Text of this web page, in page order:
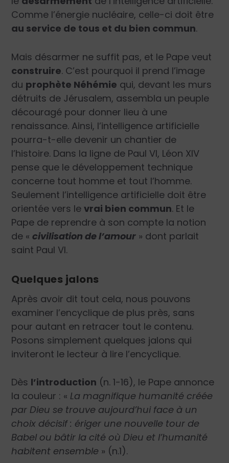
Comme l’énergie nucléaire, celle-ci doit être
au service de tous et du bien commun.
Mais désarmer ne suffit pas, et le Pape veut
construire. C’est pourquoi il prend l’image
du prophète Néhémie qui, devant les murs
détruits de Jérusalem, assembla un peuple
découragé pour donner lieu à une
renaissance. Ainsi, l’intelligence artificielle
pourra-t-elle devenir un chantier de
l’histoire. Dans la ligne de Paul VI, Léon XIV
pense que le développement technique
concerne tout homme et tout l’homme.
Seulement l’intelligence artificielle doit être
orientée vers levrai bien commun. Et le
Pape de reprendre à son compte la notion
de «civilisation de l’amour » dont parlait
saint Paul VI.
Quelques jalons
Après avoir dit tout cela, nous pouvons
examiner l’encyclique de plus près, sans
pour autant en retracer tout le contenu.
Posons simplement quelques jalons qui
inviteront le lecteur à lire l’encyclique.
Dès l’introduction (n. 1-16), le Pape annonce
la couleur : « La magnifique humanité créée
par Dieu se trouve aujourd’hui face à un
choix décisif : ériger une nouvelle tour de
Babel ou bâtir la cité où Dieu et l’humanité
habitent ensemble » (n.1).